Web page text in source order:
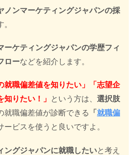
ノンマーケティングジャパンの採
ーケティングジャパンの学歴フィ
ローなどを紹介します。
就職偏差値を知りたい」「志望企
りたい！」 という方は、 選択肢
就職偏差値が診断できる 「 就職偏
ービスを使うと良いですよ。
ングジャパンに就職したいと考え